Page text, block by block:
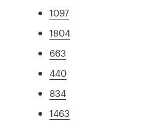
1097
1804
663
440
834
1463